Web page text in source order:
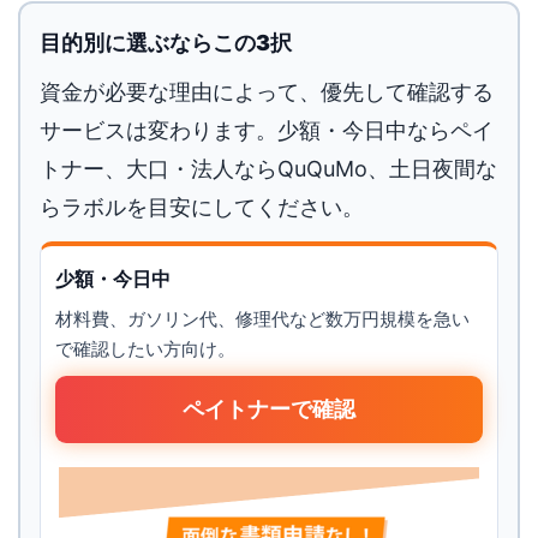
目的別に選ぶならこの3択
資金が必要な理由によって、優先して確認する
サービスは変わります。少額・今日中ならペイ
トナー、大口・法人ならQuQuMo、土日夜間な
らラボルを目安にしてください。
少額・今日中
材料費、ガソリン代、修理代など数万円規模を急い
で確認したい方向け。
ペイトナーで確認